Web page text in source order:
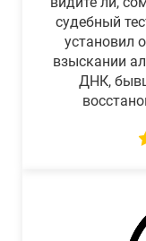
судебный
установил
взыскании
ДНК,